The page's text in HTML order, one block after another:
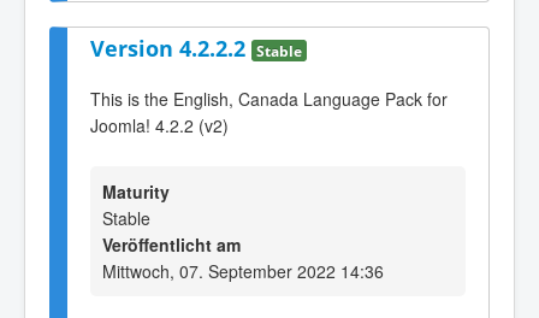
Version 4.2.2.2 Stable
This is the English, Canada Language Pack for
Joomla! 4.2.2 (v2)
Maturity
Stable
Veröffentlicht am
Mittwoch, 07. September 2022 14:36